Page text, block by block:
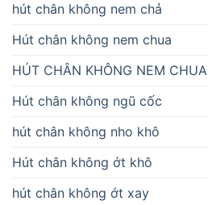
hút chân không nem chả
Hút chân không nem chua
HÚT CHÂN KHÔNG NEM CHUA
Hút chân không ngũ cốc
hút chân không nho khô
Hút chân không ớt khô
hút chân không ớt xay